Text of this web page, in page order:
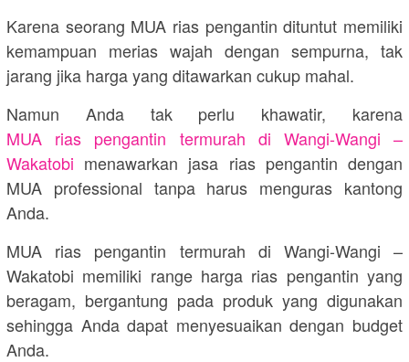
Karena seorang MUA rias pengantin dituntut memiliki
kemampuan merias wajah dengan sempurna, tak
jarang jika harga yang ditawarkan cukup mahal.
Namun Anda tak perlu khawatir, karena
MUA rias pengantin termurah di Wangi-Wangi –
Wakatobi menawarkan jasa rias pengantin dengan
MUA professional tanpa harus menguras kantong
Anda.
MUA rias pengantin termurah di Wangi-Wangi –
Wakatobi memiliki range harga rias pengantin yang
beragam, bergantung pada produk yang digunakan
sehingga Anda dapat menyesuaikan dengan budget
Anda.